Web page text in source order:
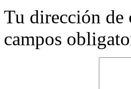
Tu dirección de
campos